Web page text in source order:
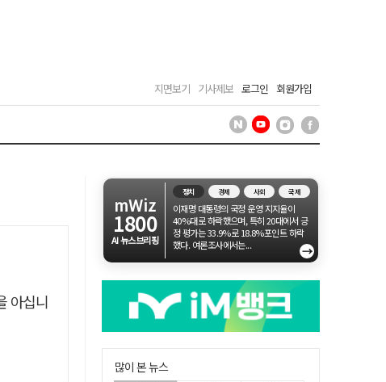
지면보기 기사제보 로그인 회원가입
아십니
mWiz
1800
AI 뉴스브리핑
정치 경제 사회 국제
이재명 대통령의 국정 운영 지지율이
40%대로 하락했으며, 특히 20대에서 긍
정 평가는 33.9%로 18.8%포인트 하락
했다. 여론조사에서는...
→
많이 본 뉴스